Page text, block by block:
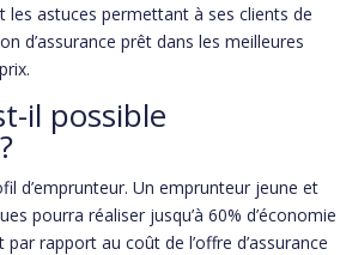
astuces permettant à ses clients de
d’assurance prêt dans les meilleures
il possible
d’emprunteur. Un emprunteur jeune et
pourra réaliser jusqu’à 60% d’économie
rapport au coût de l’offre d’assurance